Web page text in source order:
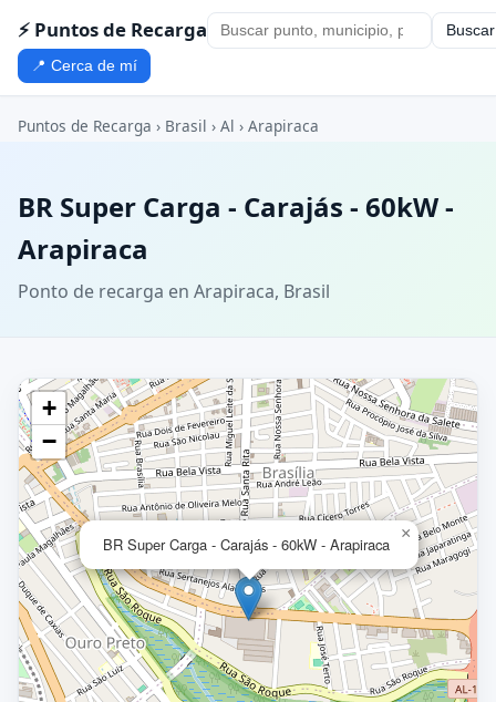
⚡ Puntos de Recarga Buscar
📍 Cerca de mí
Puntos de Recarga › Brasil › Al › Arapiraca
BR Super Carga - Carajás - 60kW -
Arapiraca
Ponto de recarga en Arapiraca, Brasil
BR Super Carga - Carajás - 60kW - Arapiraca
×
+
−